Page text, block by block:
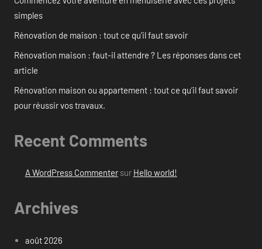
simples
Rénovation de maison : tout ce qu’il faut savoir
Rénovation maison : faut-il attendre ? Les réponses dans cet
article
Rénovation maison ou appartement : tout ce qu’il faut savoir
pour réussir vos travaux.
Recent Comments
A WordPress Commentersur Hello world!
Archives
août 2026